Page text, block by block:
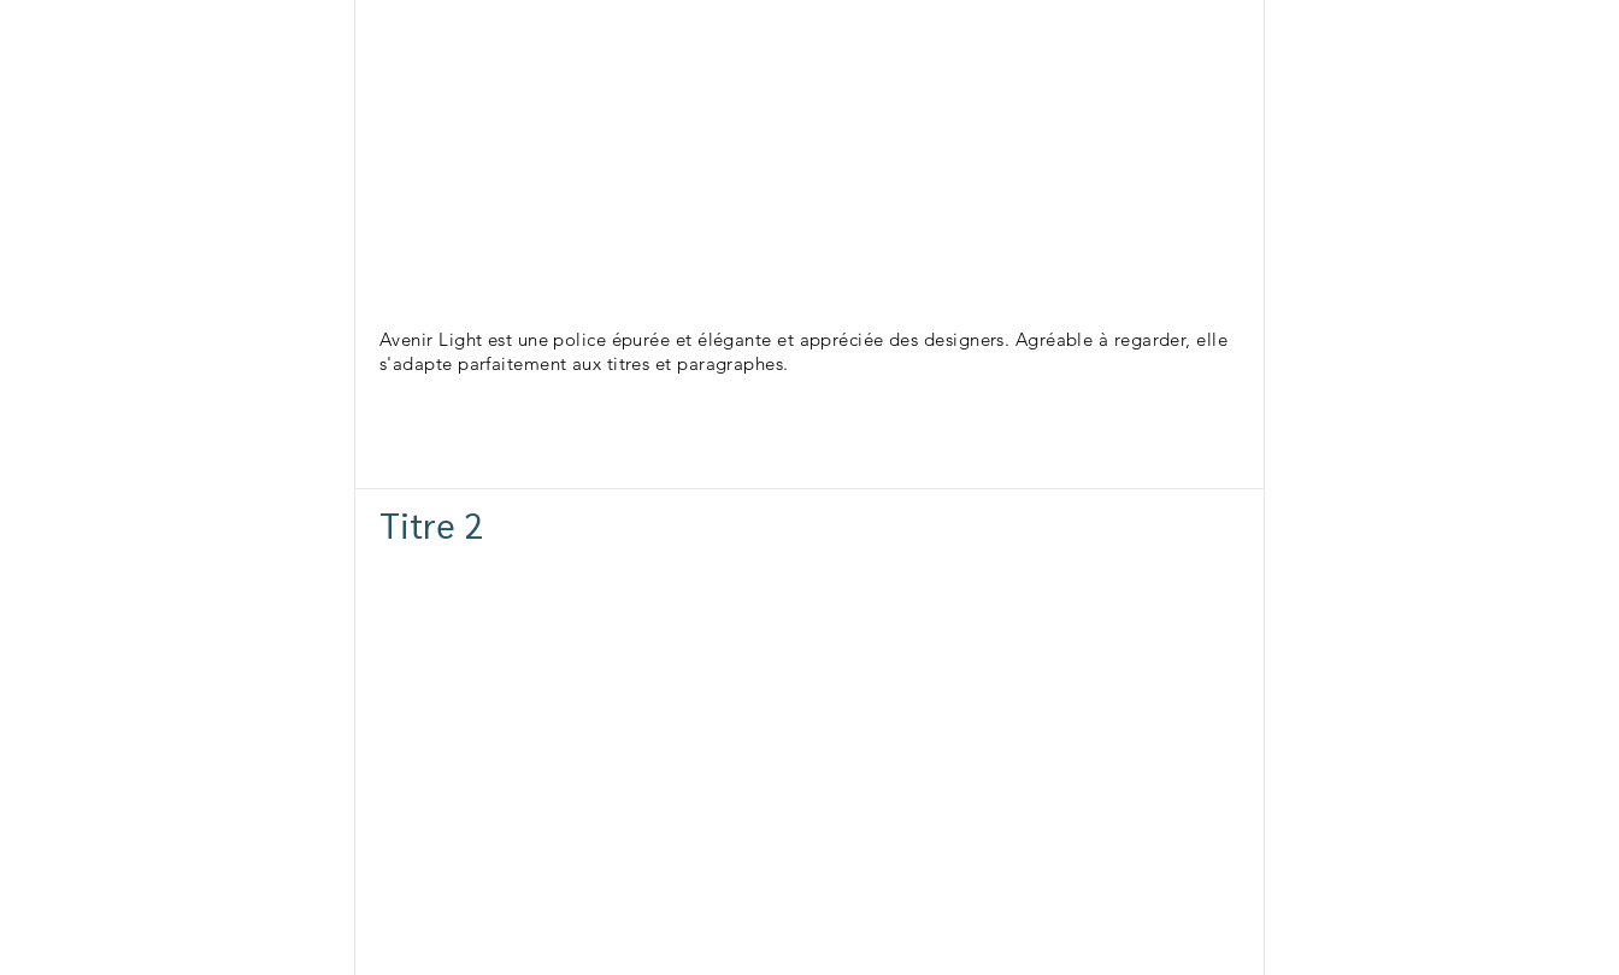
Avenir Light est une police épurée et élégante et appréciée des designers. Agréable à regarder, elle
s'adapte parfaitement aux titres et paragraphes.
Titre 2